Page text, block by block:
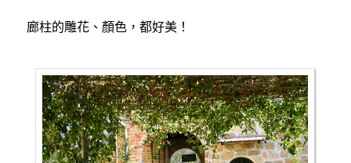
廊柱的雕花、顏色，都好美！